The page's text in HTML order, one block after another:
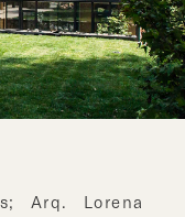
Arq. Lorena